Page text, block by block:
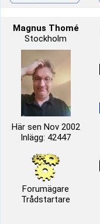
Magnus Thomé
Stockholm
Här sen Nov 2002
Inlägg: 42447
Forumägare
Trådstartare